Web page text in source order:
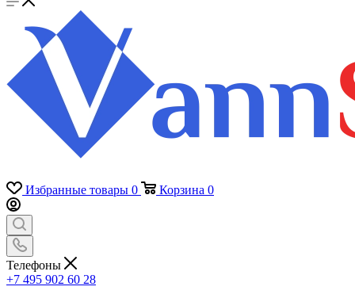
Избранные товары 0 Корзина 0
Телефоны
+7 495 902 60 28